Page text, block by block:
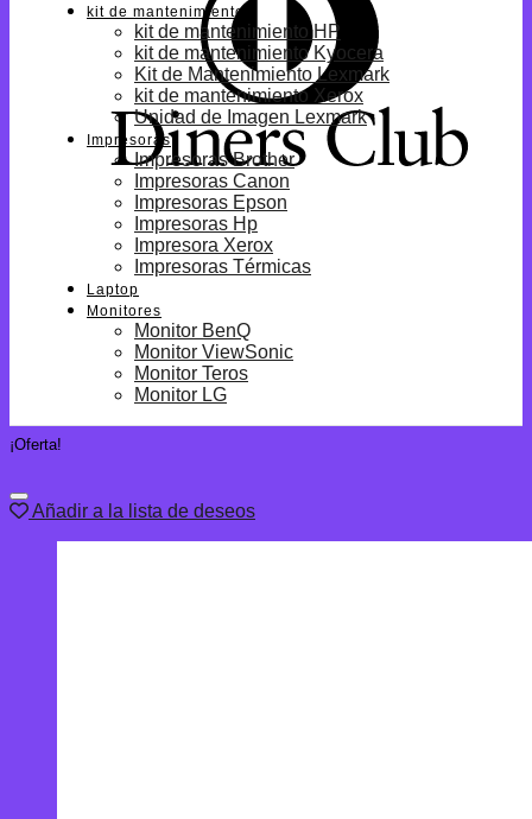
kit de mantenimiento
kit de mantenimiento HP
kit de mantenimiento Kyocera
Kit de Mantenimiento Lexmark
kit de mantenimiento Xerox
Unidad de Imagen Lexmark
Impresoras
Impresoras Brother
Impresoras Canon
Impresoras Epson
Impresoras Hp
Impresora Xerox
Impresoras Térmicas
Laptop
Monitores
Monitor BenQ
Monitor ViewSonic
Monitor Teros
Monitor LG
¡Oferta!
Añadir a la lista de deseos